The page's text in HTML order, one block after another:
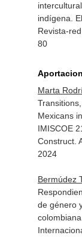
indígena.
Revista-
80
Marta
Mexicans
IMISCOE
Construct.
2024
Bermúdez
de género